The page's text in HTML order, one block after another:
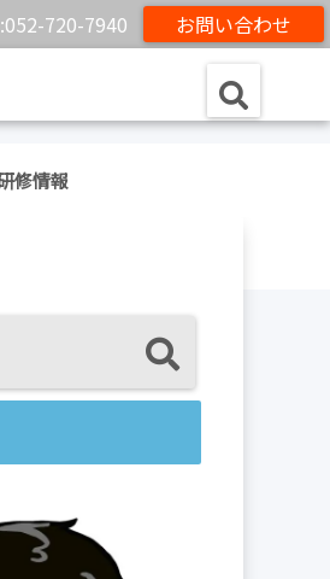
お問い合わせ
:052-720-7940
修情報